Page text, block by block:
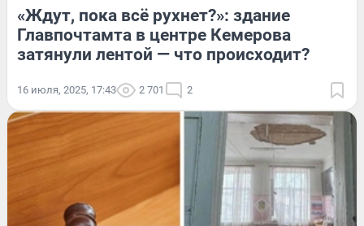
«Ждут, пока всё рухнет?»: здание
Главпочтамта в центре Кемерова
затянули лентой — что происходит?
16 июля, 2025, 17:43 2 701 2